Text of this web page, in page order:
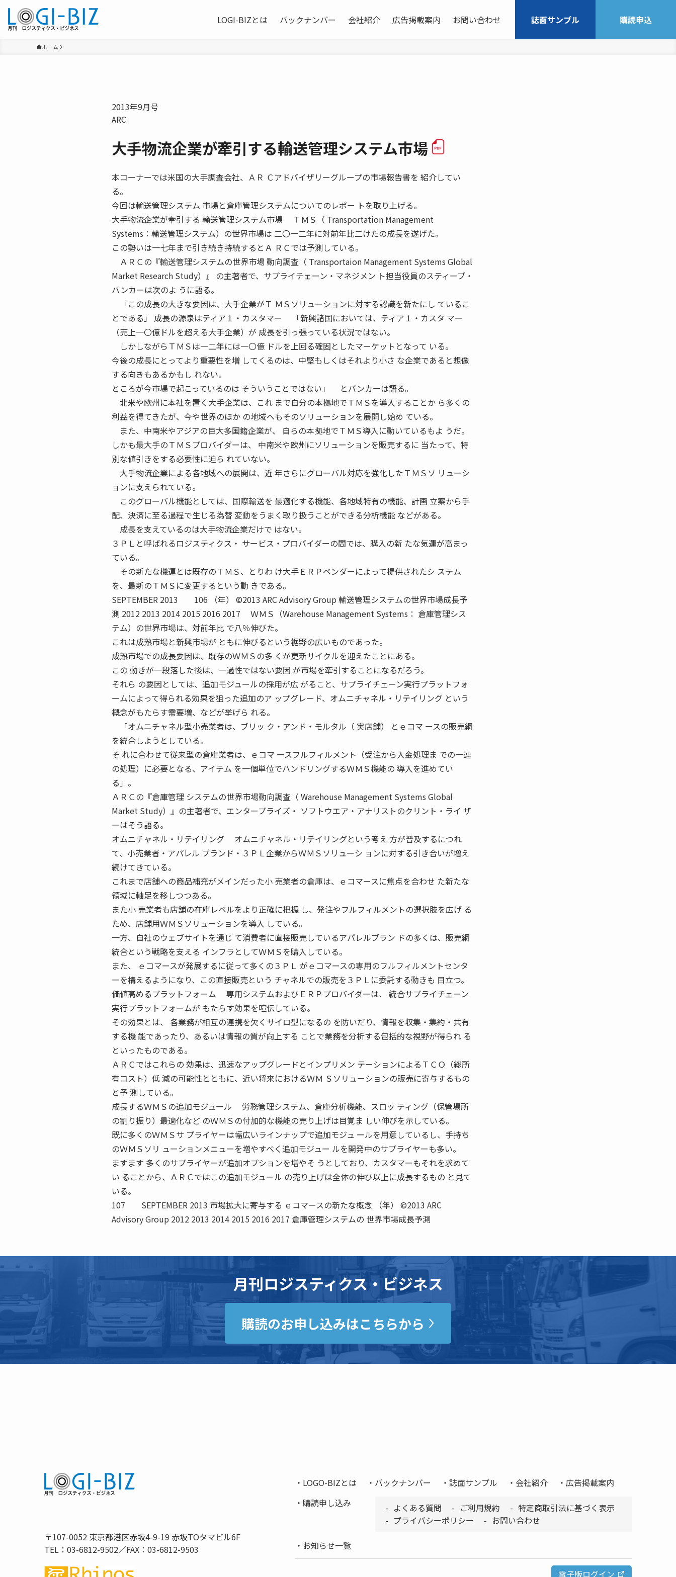
LOGI-BIZとは バックナンバー 会社紹介 広告掲載案内 お問い合わせ 誌面サンプル 購読申込
ホーム
2013年9月号
ARC
大手物流企業が牽引する輸送管理システム市場
本コーナーでは米国の大手調査会社、ＡＲ Ｃアドバイザリーグループの市場報告書を 紹介してい
る。
今回は輸送管理システム 市場と倉庫管理システムについてのレポー トを取り上げる。
大手物流企業が牽引する 輸送管理システム市場 ＴＭＳ（ Transportation Management
Systems：輸送管理システム）の世界市場は 二〇一二年に対前年比二けたの成長を遂げた。
この勢いは一七年まで引き続き持続するとＡ ＲＣでは予測している。
ＡＲＣの『輸送管理システムの世界市場 動向調査（ Transportaion Management Systems Global
Market Research Study）』 の主著者で、サプライチェーン・マネジメン ト担当役員のスティーブ・
バンカーは次のよ うに語る。
「この成長の大きな要因は、大手企業がＴ ＭＳソリューションに対する認識を新たにし ているこ
とである」 成長の源泉はティア１・カスタマー 「新興諸国においては、ティア１・カスタ マー
（売上一〇億ドルを超える大手企業）が 成長を引っ張っている状況ではない。
しかしながらＴＭＳは一二年には一〇億 ドルを上回る確固としたマーケットとなって いる。
今後の成長にとってより重要性を増 してくるのは、中堅もしくはそれより小さ な企業であると想像
する向きもあるかもし れない。
ところが今市場で起こっているのは そういうことではない」 とバンカーは語る。
北米や欧州に本社を置く大手企業は、これ まで自分の本拠地でＴＭＳを導入することか ら多くの
利益を得てきたが、今や世界のほか の地域へもそのソリューションを展開し始め ている。
また、中南米やアジアの巨大多国籍企業が、 自らの本拠地でＴＭＳ導入に動いているもよ うだ。
しかも最大手のＴＭＳプロバイダーは、 中南米や欧州にソリューションを販売するに 当たって、特
別な値引きをする必要性に迫ら れていない。
大手物流企業による各地域への展開は、近 年さらにグローバル対応を強化したＴＭＳソ リューシ
ョンに支えられている。
このグローバル機能としては、国際輸送を 最適化する機能、各地域特有の機能、計画 立案から手
配、決済に至る過程で生じる為替 変動をうまく取り扱うことができる分析機能 などがある。
成長を支えているのは大手物流企業だけで はない。
３ＰＬと呼ばれるロジスティクス・ サービス・プロバイダーの間では、購入の新 たな気運が高まっ
ている。
その新たな機運とは既存のＴＭＳ、とりわ け大手ＥＲＰベンダーによって提供されたシ ステム
を、最新のＴＭＳに変更するという動 きである。
SEPTEMBER 2013 106 （年） ©2013 ARC Advisory Group 輸送管理システムの世界市場成長予
測 2012 2013 2014 2015 2016 2017 ＷＭＳ（Warehouse Management Systems： 倉庫管理シス
テム）の世界市場は、対前年比 で八％伸びた。
これは成熟市場と新興市場が ともに伸びるという裾野の広いものであった。
成熟市場での成長要因は、既存のＷＭＳの多 くが更新サイクルを迎えたことにある。
この 動きが一段落した後は、一過性ではない要因 が市場を牽引することになるだろう。
それら の要因としては、追加モジュールの採用が広 がること、サプライチェーン実行プラットフォ
ームによって得られる効果を狙った追加のア ップグレード、オムニチャネル・リテイリング という
概念がもたらす需要増、などが挙げら れる。
「オムニチャネル型小売業者は、ブリッ ク・アンド・モルタル（ 実店舗） とｅコマ ースの販売網
を統合しようとしている。
そ れに合わせて従来型の倉庫業者は、ｅコマ ースフルフィルメント（受注から入金処理ま での一連
の処理）に必要となる、アイテム を一個単位でハンドリングするＷＭＳ機能の 導入を進めてい
る」。
ＡＲＣの『倉庫管理 システムの世界市場動向調査（ Warehouse Management Systems Global
Market Study）』の主著者で、エンタープライズ・ ソフトウエア・アナリストのクリント・ライ ザ
ーはそう語る。
オムニチャネル・リテイリング オムニチャネル・リテイリングという考え 方が普及するにつれ
て、小売業者・アパレル ブランド・３ＰＬ企業からＷＭＳソリューシ ョンに対する引き合いが増え
続けてきている。
これまで店舗への商品補充がメインだった小 売業者の倉庫は、ｅコマースに焦点を合わせ た新たな
領域に軸足を移しつつある。
また小 売業者も店舗の在庫レベルをより正確に把握 し、発注やフルフィルメントの選択肢を広げ る
ため、店舗用ＷＭＳソリューションを導入 している。
一方、自社のウェブサイトを通じ て消費者に直接販売しているアパレルブラン ドの多くは、販売網
統合という戦略を支える インフラとしてＷＭＳを購入している。
また、 ｅコマースが発展するに従って多くの３ＰＬ がｅコマースの専用のフルフィルメントセンタ
ーを構えるようになり、この直接販売という チャネルでの販売を３ＰＬに委託する動きも 目立つ。
価値高めるプラットフォーム 専用システムおよびＥＲＰプロバイダーは、 統合サプライチェーン
実行プラットフォームが もたらす効果を喧伝している。
その効果とは、 各業務が相互の連携を欠くサイロ型になるの を防いだり、情報を収集・集約・共有
する機 能であったり、あるいは情報の質が向上する ことで業務を分析する包括的な視野が得られ る
といったものである。
ＡＲＣではこれらの 効果は、迅速なアップグレードとインプリメン テーションによるＴＣＯ（総所
有コスト）低 減の可能性とともに、近い将来におけるＷＭ Ｓソリューションの販売に寄与するもの
と予 測している。
成長するＷＭＳの追加モジュール 労務管理システム、倉庫分析機能、スロッ ティング（保管場所
の割り振り）最適化など のＷＭＳの付加的な機能の売り上げは目覚ま しい伸びを示している。
既に多くのＷＭＳサ プライヤーは幅広いラインナップで追加モジュ ールを用意しているし、手持ち
のＷＭＳソリ ューションメニューを増やすべく追加モジュー ルを開発中のサプライヤーも多い。
ますます 多くのサプライヤーが追加オプションを増やそ うとしており、カスタマーもそれを求めて
い ることから、ＡＲＣではこの追加モジュール の売り上げは全体の伸び以上に成長するもの と見て
いる。
107 SEPTEMBER 2013 市場拡大に寄与する ｅコマースの新たな概念 （年） ©2013 ARC
Advisory Group 2012 2013 2014 2015 2016 2017 倉庫管理システムの 世界市場成長予測
月刊ロジスティクス・ビジネス
購読のお申し込みはこちらから
〒107-0052 東京都港区赤坂4-9-19 赤坂TOタマビル6F
TEL：03-6812-9502／FAX：03-6812-9503
LOGO-BIZとは バックナンバー 誌面サンプル 会社紹介
広告掲載案内
購読申し込み
よくある質問 ご利用規約
特定商取引法に基づく表示
プライバシーポリシー
お問い合わせ
お知らせ一覧
電子版ログイン